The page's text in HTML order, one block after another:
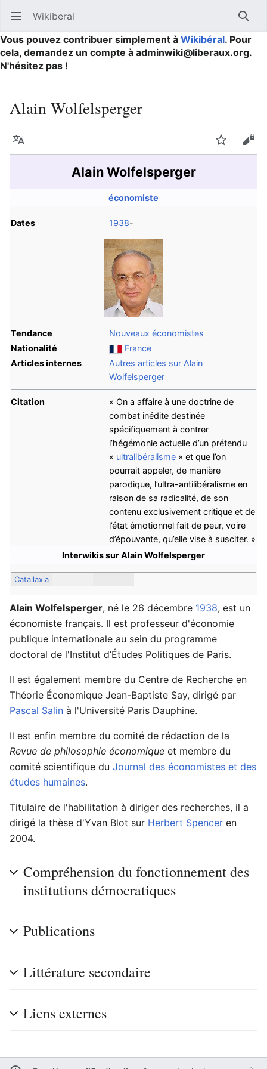
Ouvrir le menu principal Wikiberal
Vous pouvez contribuer simplement à Wikibéral. Pour
cela, demandez un compte à adminwiki@liberaux.org.
N'hésitez pas !
Alain Wolfelsperger
Langue Suivre
Alain Wolfelsperger
économiste
Dates 1938-
Tendance
Nouveaux économistes
Nationalité
France
Articles internes
Autres articles sur Alain
Wolfelsperger
Citation
« On a affaire à une doctrine de
combat inédite destinée
spécifiquement à contrer
l’hégémonie actuelle d’un prétendu
« ultralibéralisme » et que l’on
pourrait appeler, de manière
parodique, l’ultra-antilibéralisme en
raison de sa radicalité, de son
contenu exclusivement critique et de
l’état émotionnel fait de peur, voire
d’épouvante, qu’elle vise à susciter. »
Interwikis sur Alain Wolfelsperger
Catallaxia
Alain Wolfelsperger, né le 26 décembre 1938, est un
économiste français. Il est professeur d'économie
publique internationale au sein du programme
doctoral de l'Institut d’Études Politiques de Paris.
Il est également membre du Centre de Recherche en
Théorie Économique Jean-Baptiste Say, dirigé par
Pascal Salin à l'Université Paris Dauphine.
Il est enfin membre du comité de rédaction de la
Revue de philosophie économique et membre du
comité scientifique du Journal des économistes et des
études humaines.
Titulaire de l'habilitation à diriger des recherches, il a
dirigé la thèse d'Yvan Blot sur Herbert Spencer en
2004.
Compréhension du fonctionnement des
institutions démocratiques
Publications
Littérature secondaire
Liens externes